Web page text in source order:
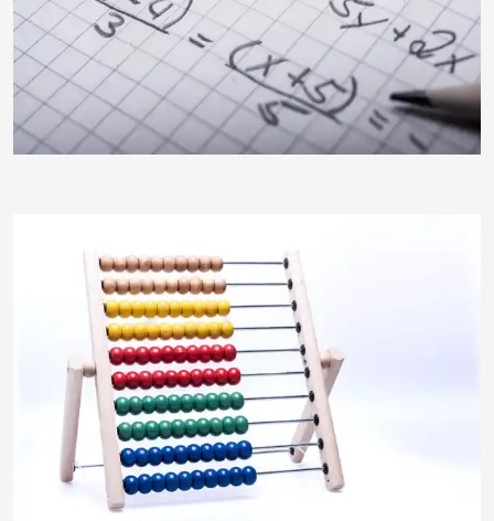
Klostermeier
Klostermeier